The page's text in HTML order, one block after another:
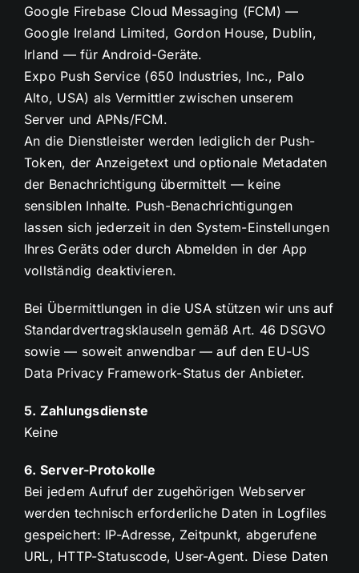
Google Firebase Cloud Messaging (FCM) —
Google Ireland Limited, Gordon House, Dublin,
Irland — für Android-Geräte.
Expo Push Service (650 Industries, Inc., Palo
Alto, USA) als Vermittler zwischen unserem
Server und APNs/FCM.
An die Dienstleister werden lediglich der Push-
Token, der Anzeigetext und optionale Metadaten
der Benachrichtigung übermittelt — keine
sensiblen Inhalte. Push-Benachrichtigungen
lassen sich jederzeit in den System-Einstellungen
Ihres Geräts oder durch Abmelden in der App
vollständig deaktivieren.
Bei Übermittlungen in die USA stützen wir uns auf
Standardvertragsklauseln gemäß Art. 46 DSGVO
sowie — soweit anwendbar — auf den EU-US
Data Privacy Framework-Status der Anbieter.
5. Zahlungsdienste
Keine
6. Server-Protokolle
Bei jedem Aufruf der zugehörigen Webserver
werden technisch erforderliche Daten in Logfiles
gespeichert: IP-Adresse, Zeitpunkt, abgerufene
URL, HTTP-Statuscode, User-Agent. Diese Daten